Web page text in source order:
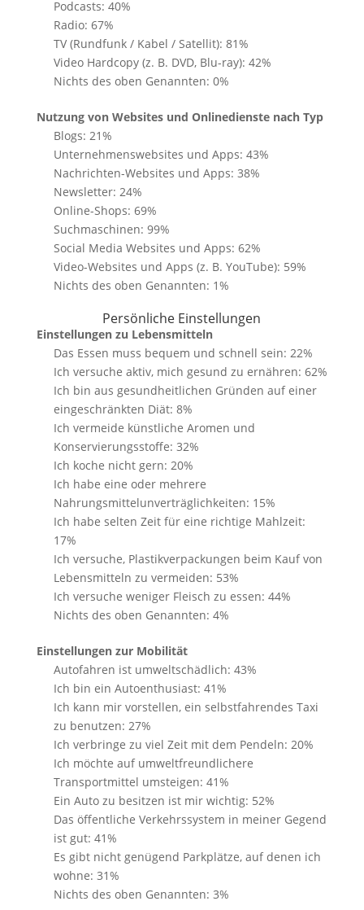
Podcasts: 40%
Radio: 67%
TV (Rundfunk / Kabel / Satellit): 81%
Video Hardcopy (z. B. DVD, Blu-ray): 42%
Nichts des oben Genannten: 0%
Nutzung von Websites und Onlinedienste nach Typ
Blogs: 21%
Unternehmenswebsites und Apps: 43%
Nachrichten-Websites und Apps: 38%
Newsletter: 24%
Online-Shops: 69%
Suchmaschinen: 99%
Social Media Websites und Apps: 62%
Video-Websites und Apps (z. B. YouTube): 59%
Nichts des oben Genannten: 1%
Persönliche Einstellungen
Einstellungen zu Lebensmitteln
Das Essen muss bequem und schnell sein: 22%
Ich versuche aktiv, mich gesund zu ernähren: 62%
Ich bin aus gesundheitlichen Gründen auf einer
eingeschränkten Diät: 8%
Ich vermeide künstliche Aromen und
Konservierungsstoffe: 32%
Ich koche nicht gern: 20%
Ich habe eine oder mehrere
Nahrungsmittelunverträglichkeiten: 15%
Ich habe selten Zeit für eine richtige Mahlzeit:
17%
Ich versuche, Plastikverpackungen beim Kauf von
Lebensmitteln zu vermeiden: 53%
Ich versuche weniger Fleisch zu essen: 44%
Nichts des oben Genannten: 4%
Einstellungen zur Mobilität
Autofahren ist umweltschädlich: 43%
Ich bin ein Autoenthusiast: 41%
Ich kann mir vorstellen, ein selbstfahrendes Taxi
zu benutzen: 27%
Ich verbringe zu viel Zeit mit dem Pendeln: 20%
Ich möchte auf umweltfreundlichere
Transportmittel umsteigen: 41%
Ein Auto zu besitzen ist mir wichtig: 52%
Das öffentliche Verkehrssystem in meiner Gegend
ist gut: 41%
Es gibt nicht genügend Parkplätze, auf denen ich
wohne: 31%
Nichts des oben Genannten: 3%